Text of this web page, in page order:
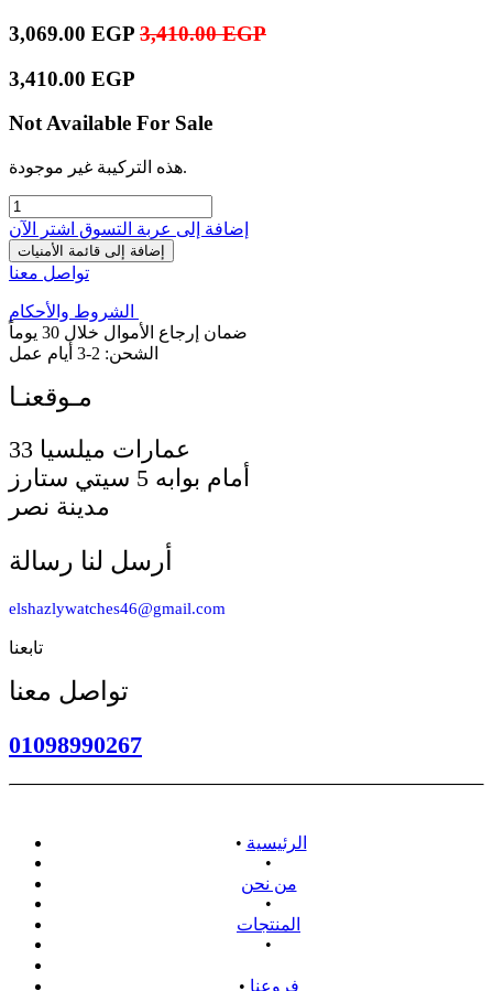
3,069.00 EGP 3,410.00EGP
3,410.00 EGP
Not Available For Sale
هذه التركيبة غير موجودة.
إضافة إلى عربة التسوق اشترِ الآن
إضافة إلى قائمة الأمنيات
تواصل معنا
الشروط والأحكام
ضمان إرجاع الأموال خلال 30 يوماً
الشحن: 2-3 أيام عمل
أمام بوابه 5 سيتي ستارز
مدينة نصر
أرسل لنا رسالة
elshazlywatches46@gmail.com
تابعنا
تواصل معنا
01098990267
• الرئيسية
•
من نحن
•
المنتجات
•
• فروعنا